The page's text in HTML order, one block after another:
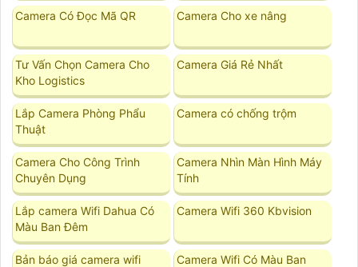
Camera Có Đọc Mã QR Camera Cho xe nâng
Tư Vấn Chọn Camera Cho
Kho Logistics
Camera Giá Rẻ Nhất
Lắp Camera Phòng Phẩu
Thuật
Camera có chống trộm
Camera Cho Công Trình
Chuyên Dụng
Camera Nhìn Màn Hình Máy
Tính
Lắp camera Wifi Dahua Có
Màu Ban Đêm
Camera Wifi 360 Kbvision
Bản báo giá camera wifi
Camera Wifi Có Màu Ban